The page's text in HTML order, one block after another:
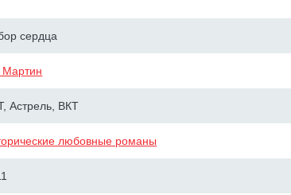
сердца
Мартин
Астрель, ВКТ
любовные романы